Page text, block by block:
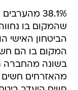
38.1%
שהמקום בו
המקום בו הם